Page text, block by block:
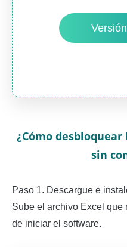
¿Cómo
sin
Paso 1. Descargue e
Sube el archivo Excel
de iniciar el software.